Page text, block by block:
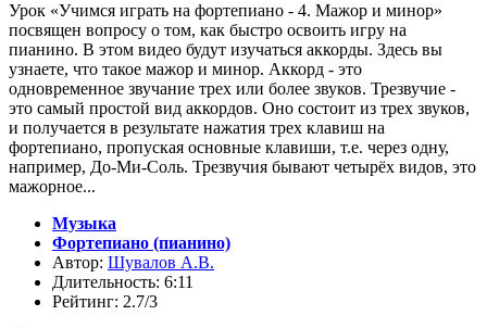
Урок «Учимся играть на фортепиано - 4. Мажор и минор»
посвящен вопросу о том, как быстро освоить игру на
пианино. В этом видео будут изучаться аккорды. Здесь вы
узнаете, что такое мажор и минор. Аккорд - это
одновременное звучание трех или более звуков. Трезвучие -
это самый простой вид аккордов. Оно состоит из трех звуков,
и получается в результате нажатия трех клавиш на
фортепиано, пропуская основные клавиши, т.е. через одну,
например, До-Ми-Соль. Трезвучия бывают четырёх видов, это
мажорное...
Музыка
Фортепиано (пианино)
Автор: Шувалов А.В.
Длительность: 6:11
Рейтинг: 2.7/3